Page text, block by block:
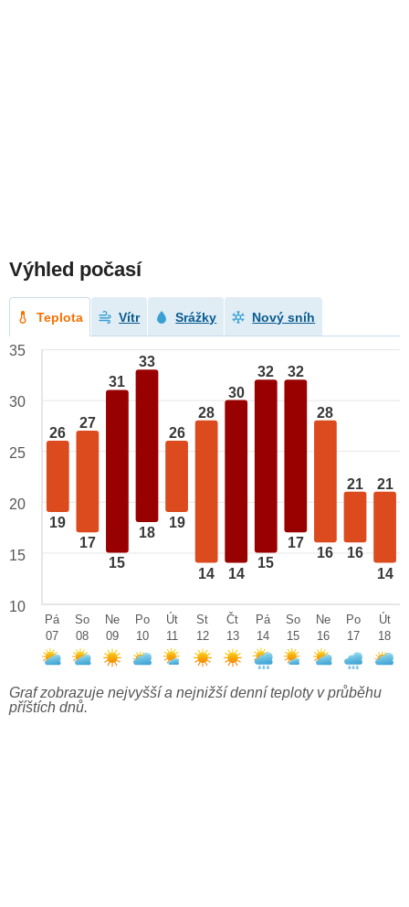
Výhled počasí
Teplota Vítr Srážky Nový sníh
26
19
27
17
31
15
33
18
26
19
28
14
30
14
32
15
32
17
28
16
21
16
21
14
35
30
25
20
15
10
Pá
07
So
08
Ne
09
Po
10
Út
11
St
12
Čt
13
Pá
14
So
15
Ne
16
Po
17
Út
18
Graf zobrazuje nejvyšší a nejnižší denní teploty v průběhu
příštích dnů.